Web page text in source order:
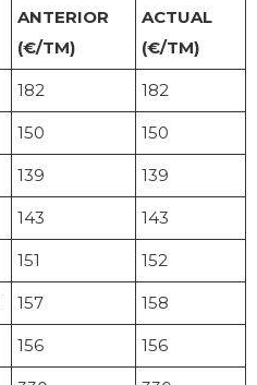
ANTERIOR
(€/TM)
ACTUAL
(€/TM)
182 182
150 150
139 139
143 143
151 152
157 158
156 156